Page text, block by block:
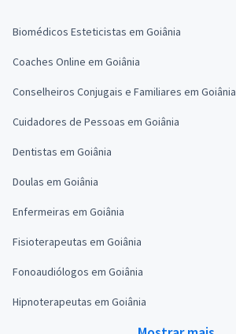
Biomédicos Esteticistas em Goiânia
Coaches Online em Goiânia
Conselheiros Conjugais e Familiares em Goiânia
Cuidadores de Pessoas em Goiânia
Dentistas em Goiânia
Doulas em Goiânia
Enfermeiras em Goiânia
Fisioterapeutas em Goiânia
Fonoaudiólogos em Goiânia
Hipnoterapeutas em Goiânia